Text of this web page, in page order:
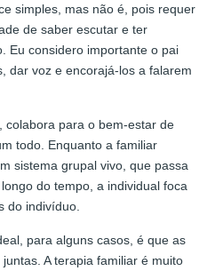
simples, mas não é, pois requer
de saber escutar e ter
Eu considero importante o pai
dar voz e encorajá-los a falarem
colabora para o bem-estar de
todo. Enquanto a familiar
sistema grupal vivo, que passa
do tempo, a individual foca
do indivíduo.
para alguns casos, é que as
A terapia familiar é muito